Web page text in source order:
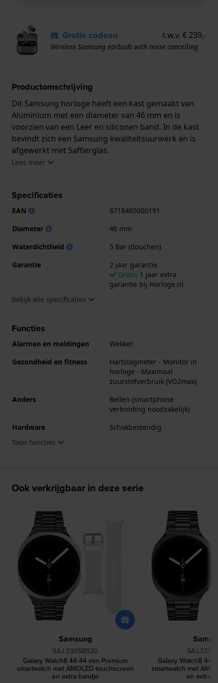
Gratis cadeau t.w.v. € 239,-
Wireless Samsung earbuds with noise cancelling
Productomschrijving
Dit Samsung horloge heeft een kast gemaakt van
Aluminium met een diameter van 46 mm en is
voorzien van een Leer en siliconen band. In de kast
bevindt zich een Samsung kwaliteitsuurwerk en is
afgewerkt met Saffierglas.
horloge geleverd met 2 jaar garantie.
Lees meer
Specificaties
EAN
8718465000191
Diameter
46 mm
Waterdichtheid
5 Bar (douchen)
Garantie
2 jaar garantie
Gratis 1 jaar extra
garantie bij Horloge.nl
Bekijk alle specificaties
Functies
Alarmen en meldingen
Wekker
Gezondheid en fitness
Hartslagmeter - Monitor in
horloge - Maximaal
zuurstofverbruik (VO2max)
Anders
Bellen (smartphone
verbinding noodzakelijk)
Hardware
Schokbestendig
Toon functies
Ook verkrijgbaar in deze serie
Samsung
SA.L330SBS20
Galaxy Watch8 44 44 mm Premium
smartwatch met AMOLED-touchscreen
en extra bandje
Galaxy Watch8 44
smartwatch met
en extra